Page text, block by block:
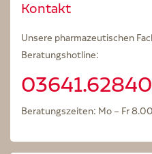
Kontakt
Unsere pharmazeutischen
Beratungshotline:
Beratungszeiten: Mo – Fr